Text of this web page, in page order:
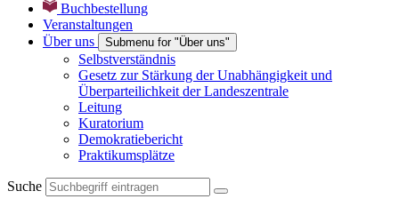
Buchbestellung
Veranstaltungen
Über uns
Submenu for "Über uns"
Selbstverständnis
Gesetz zur Stärkung der Unabhängigkeit und
Überparteilichkeit der Landeszentrale
Leitung
Kuratorium
Demokratiebericht
Praktikumsplätze
Suche